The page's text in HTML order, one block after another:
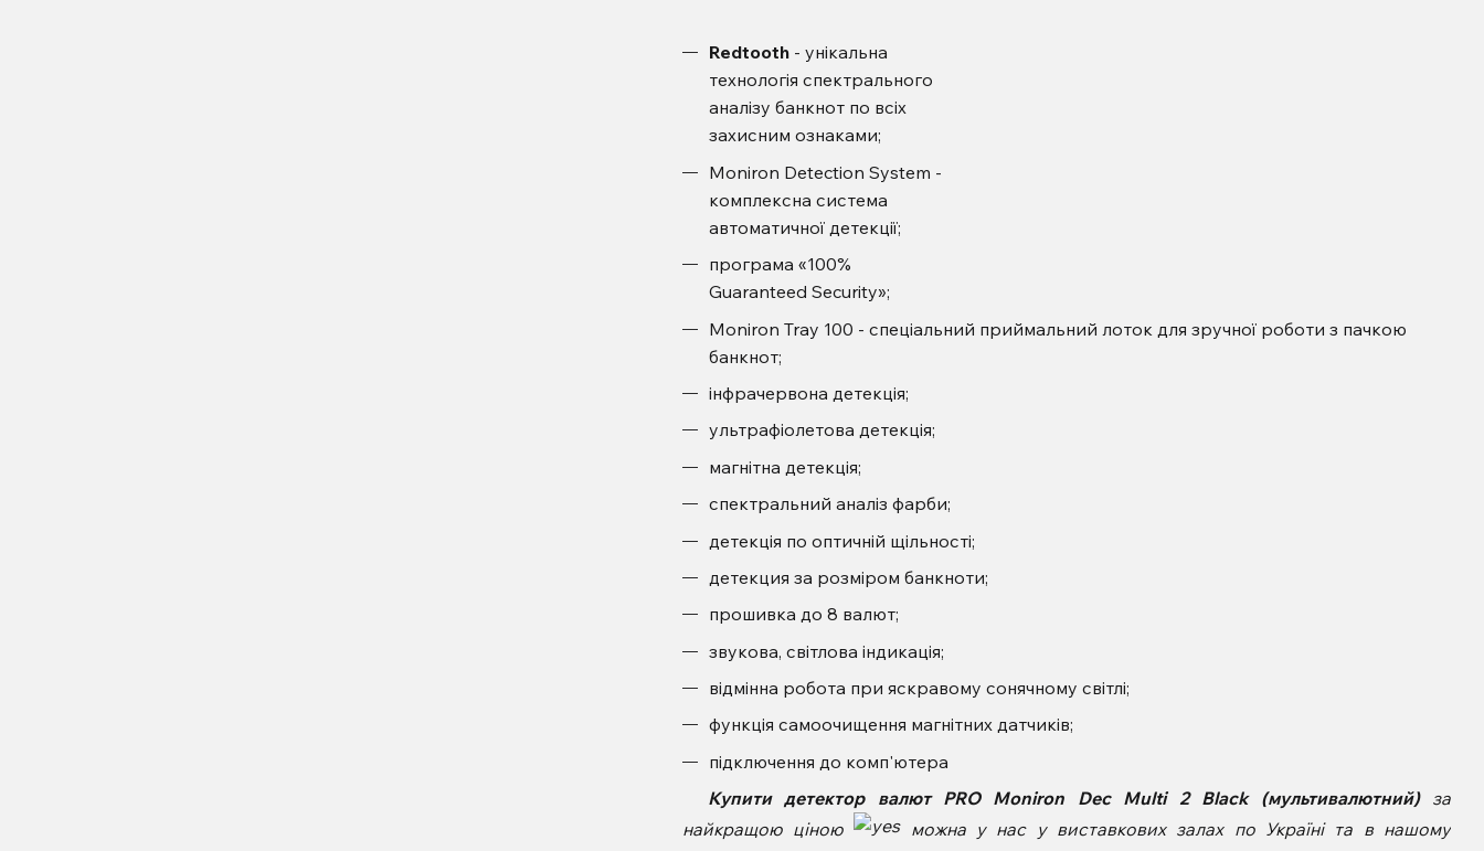
Redtooth- унікальна
технологія спектрального
аналізу банкнот по всіх
захисним ознаками;
Moniron Detection System -
комплексна система
автоматичної детекції;
програма «100%
Guaranteed Security»;
Moniron Tray 100 - спеціальний приймальний лоток для зручної роботи з пачкою
банкнот;
інфрачервона детекція;
ультрафіолетова детекція;
магнітна детекція;
спектральний аналіз фарби;
детекція по оптичній щільності;
детекция за розміром банкноти;
прошивка до 8 валют;
звукова, світлова індикація;
відмінна робота при яскравому сонячному світлі;
функція самоочищення магнітних датчиків;
підключення до комп'ютера
Купитидетектор валют PRO Moniron Dec Multi 2 Black (мультивалютний)
за
найкращою ціною
можна у нас у виставкових залах по Україні та в нашому